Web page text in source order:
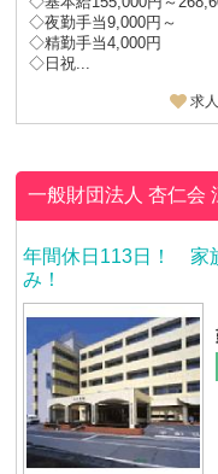
◇夜勤手当9,000円～
◇精勤手当4,000円
◇日祝...
求
一般財団法人 杏仁会
年間休日113日！ 家
み！